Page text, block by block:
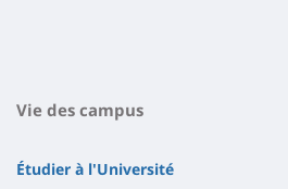
Vie des campus
Étudier à l'Université